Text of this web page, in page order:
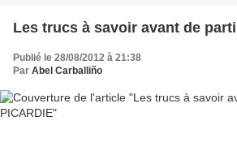
Les trucs à savoir avant de
Publié le 28/08/2012 à 21:38
Par Abel Carballiño